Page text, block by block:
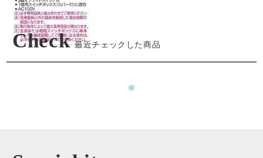
Check 最近チェックした商品